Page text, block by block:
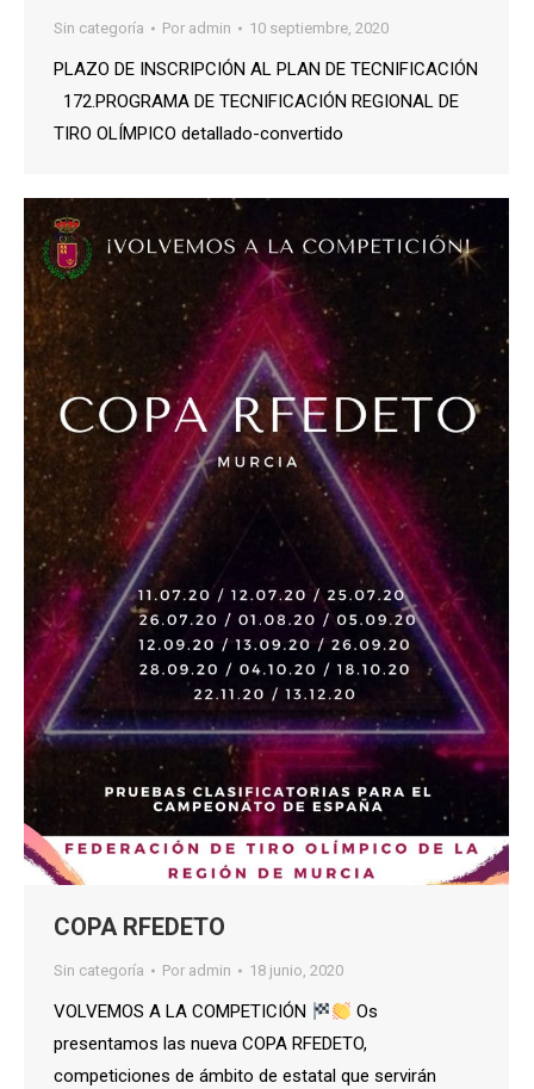
Sin categoría Por admin 10 septiembre, 2020
PLAZO DE INSCRIPCIÓN AL PLAN DE TECNIFICACIÓN
172.PROGRAMA DE TECNIFICACIÓN REGIONAL DE
TIRO OLÍMPICO detallado-convertido
COPA RFEDETO
Sin categoría Por admin 18 junio, 2020
VOLVEMOS A LA COMPETICIÓN
Os
presentamos las nueva COPA RFEDETO,
competiciones de ámbito de estatal que servirán